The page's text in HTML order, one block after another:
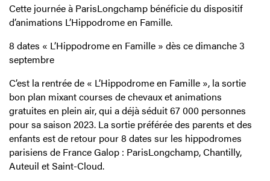
Cette journée à ParisLongchamp bénéficie du dispositif
d’animations L’Hippodrome en Famille.
8 dates « L’Hippodrome en Famille » dès ce dimanche 3
septembre
C’est la rentrée de « L’Hippodrome en Famille », la sortie
bon plan mixant courses de chevaux et animations
gratuites en plein air, qui a déjà séduit 67 000 personnes
pour sa saison 2023. La sortie préférée des parents et des
enfants est de retour pour 8 dates sur les hippodromes
parisiens de France Galop : ParisLongchamp, Chantilly,
Auteuil et Saint-Cloud.